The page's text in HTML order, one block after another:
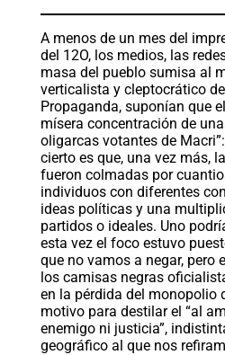
A menos de un mes del
del 12O, los medios, las
masa del pueblo sumisa al
verticalista y cleptocrático
Propaganda, suponían que
mísera concentración de
oligarcas votantes de
cierto es que, una vez más,
fueron colmadas por
individuos con diferentes
ideas políticas y una
partidos o ideales. Uno
esta vez el foco estuvo
que no vamos a negar, pero
los camisas negras
en la pérdida del monopolio
motivo para destilar el “al
enemigo ni justicia”,
geográfico al que nos